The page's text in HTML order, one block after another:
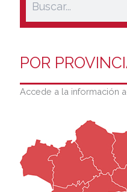
POR
Accede a la información